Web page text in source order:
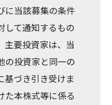
に当該募集の条件
して通知するもの
主要投資家は、当
の投資家と同一の
基づき引き受けま
た本株式等に係る